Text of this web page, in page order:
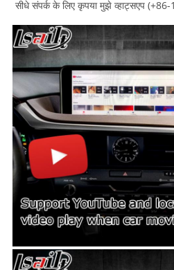
सीधे संपर्क के लिए कृपया मुझे व्हाट्सएप